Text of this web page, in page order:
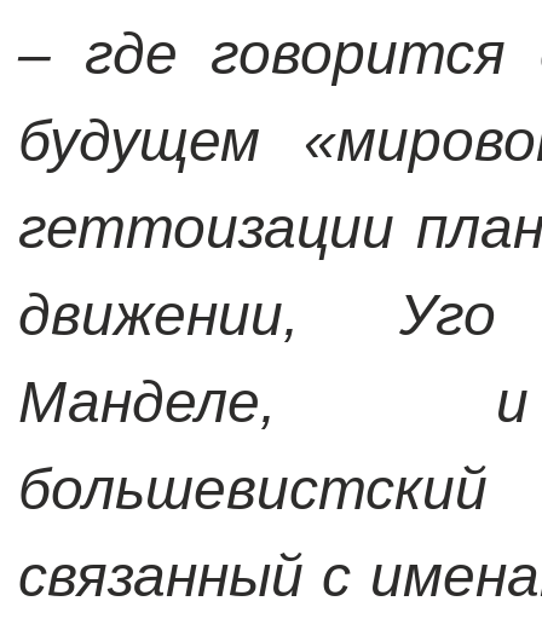
– где
будущем
геттоизации
движении,
Манделе, и
связанный с